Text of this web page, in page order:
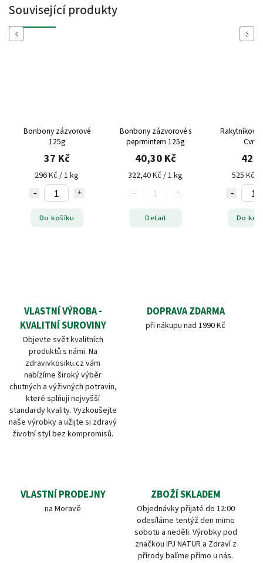
Související produkty
Previous
Bonbony zázvorové
125g
37 Kč
296 Kč / 1 kg
Do košíku
Bonbony zázvorové s
peprmintem 125g
40,30 Kč
322,40 Kč / 1 kg
Detail
Rakytníkové
42
525 Kč /
Do
Next
VLASTNÍ VÝROBA -
KVALITNÍ SUROVINY
Objevte svět kvalitních
produktů s námi. Na
zdravivkosiku.cz vám
nabízíme široký výběr
chutných a výživných potravin,
které splňují nejvyšší
standardy kvality. Vyzkoušejte
naše výrobky a užijte si zdravý
životní styl bez kompromisů.
DOPRAVA ZDARMA
při nákupu nad 1990 Kč
VLASTNÍ PRODEJNY
na Moravě
ZBOŽÍ SKLADEM
Objednávky přijaté do 12:00
odesíláme tentýž den mimo
sobotu a neděli. Výrobky pod
značkou IPJ NATUR a Zdraví z
přírody balíme přímo u nás.